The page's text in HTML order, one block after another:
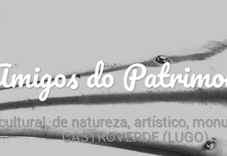
do
de natureza, artístico,
CASTROVERDE (LUGO)